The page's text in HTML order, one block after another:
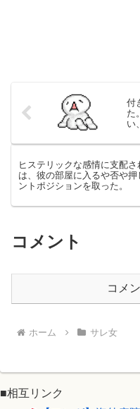
付
た
い
ヒステリックな感情に支配さ
は、彼の部屋に入るや否や押
ントポジションを取った。
コメント
コメ
ホーム サレ女
■相互リンク